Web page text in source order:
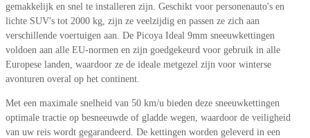
gemakkelijk en snel te installeren zijn. Geschikt voor personenauto's en
lichte SUV's tot 2000 kg, zijn ze veelzijdig en passen ze zich aan
verschillende voertuigen aan. De Picoya Ideal 9mm sneeuwkettingen
voldoen aan alle EU-normen en zijn goedgekeurd voor gebruik in alle
Europese landen, waardoor ze de ideale metgezel zijn voor winterse
avonturen overal op het continent.
Met een maximale snelheid van 50 km/u bieden deze sneeuwkettingen
optimale tractie op besneeuwde of gladde wegen, waardoor de veiligheid
van uw reis wordt gegarandeerd. De kettingen worden geleverd in een